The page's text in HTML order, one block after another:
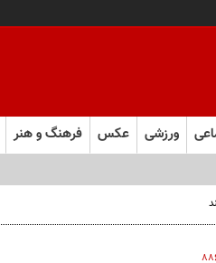
ورزشی عکس فرهنگ و هنر